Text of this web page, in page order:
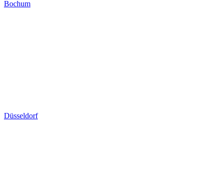
Bochum
Düsseldorf